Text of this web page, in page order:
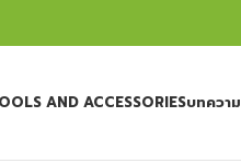
AND ACCESSORIESบทความ